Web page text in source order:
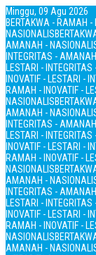
Minggu, 09 Agu 2026
BERTAKWA - RAMAH
NASIONALIS
AMANAH -
INTEGRITAS -
LESTARI -
INOVATIF - LESTARI -
RAMAH - INOVATIF -
NASIONALIS
AMANAH -
INTEGRITAS -
LESTARI -
INOVATIF - LESTARI -
RAMAH - INOVATIF -
NASIONALIS
AMANAH -
INTEGRITAS -
LESTARI -
INOVATIF - LESTARI -
RAMAH - INOVATIF -
NASIONALIS
AMANAH -